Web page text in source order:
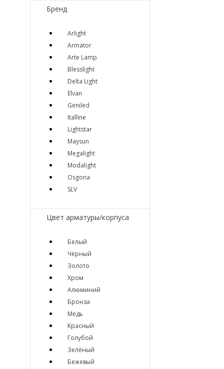
Бренд
Arlight
Armator
Arte Lamp
Blesslight
Delta Light
Elvan
Geniled
Italline
Lightstar
Maysun
Megalight
Modalight
Osgona
SLV
Цвет арматуры/корпуса
Белый
Чёрный
Золото
Хром
Алюминий
Бронза
Медь
Красный
Голубой
Зелёный
Бежевый